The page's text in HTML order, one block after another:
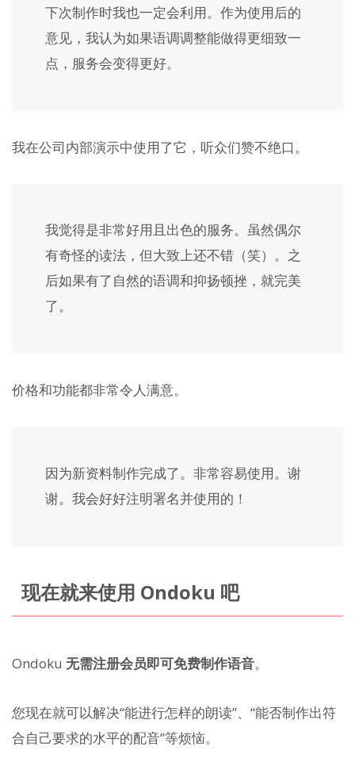
下次制作时我也一定会利用。作为使用后的
意见，我认为如果语调调整能做得更细致一
点，服务会变得更好。
我在公司内部演示中使用了它，听众们赞不绝口。
我觉得是非常好用且出色的服务。虽然偶尔
有奇怪的读法，但大致上还不错（笑）。之
后如果有了自然的语调和抑扬顿挫，就完美
了。
价格和功能都非常令人满意。
因为新资料制作完成了。非常容易使用。谢
谢。我会好好注明署名并使用的！
现在就来使用 Ondoku 吧
Ondoku 无需注册会员即可免费制作语音。
您现在就可以解决“能进行怎样的朗读”、“能否制作出符
合自己要求的水平的配音”等烦恼。